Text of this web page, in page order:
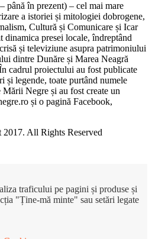
până în prezent) – cel mai mare
a istoriei și mitologiei dobrogene,
Cultură și Comunicare și Icar
dinamica presei locale, îndreptând
și televiziune asupra patrimoniului
dintre Dunăre și Marea Neagră
cadrul proiectului au fost publicate
și legende, toate purtând numele
Negre și au fost create un
și o pagină Facebook,
All Rights Reserved
traficului pe pagini și produse și
"Ține-mă minte" sau setări legate